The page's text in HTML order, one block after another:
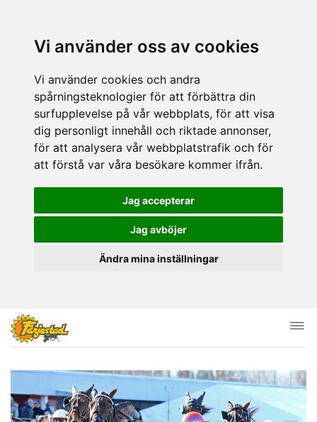
Vi använder oss av cookies
Vi använder cookies och andra
spårningsteknologier för att förbättra din
surfupplevelse på vår webbplats, för att visa
dig personligt innehåll och riktade annonser,
för att analysera vår webbplatstrafik och för
att förstå var våra besökare kommer ifrån.
Jag accepterar
Jag avböjer
Ändra mina inställningar